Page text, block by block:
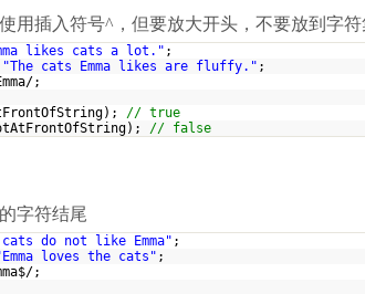
插入符号^，但要放大开头，不要放到字符
likes cats a lot." ;
"The cats Emma likes are fluffy." ;
;
// true
// false
字符结尾
cats do not like Emma" ;
loves the cats" ;
;